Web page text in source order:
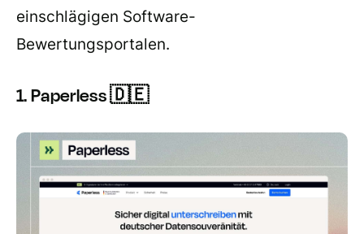
einschlägigen Software-
Bewertungsportalen.
1. Paperless 🇩🇪